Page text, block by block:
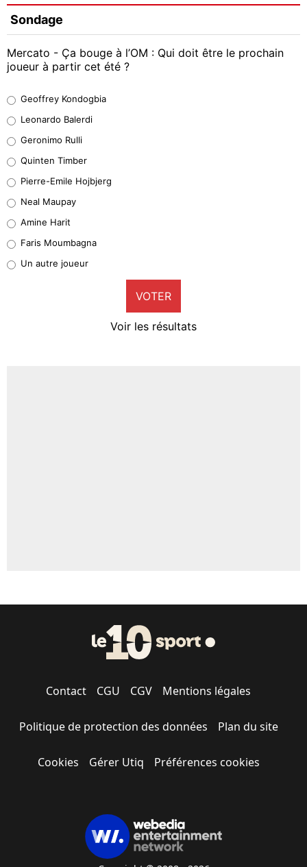
Sondage
Mercato - Ça bouge à l’OM : Qui doit être le prochain
joueur à partir cet été ?
38%
32%
5%
1%
9%
Geoffrey Kondogbia
Leonardo Balerdi
Geronimo Rulli
Quinten Timber
Pierre-Emile Hojbjerg
Neal Maupay
Amine Harit
Faris Moumbagna
Un autre joueur
VOTER
Voir les résultats
Contact CGU CGV Mentions légales
Politique de protection des données Plan du site
Cookies Gérer Utiq Préférences cookies